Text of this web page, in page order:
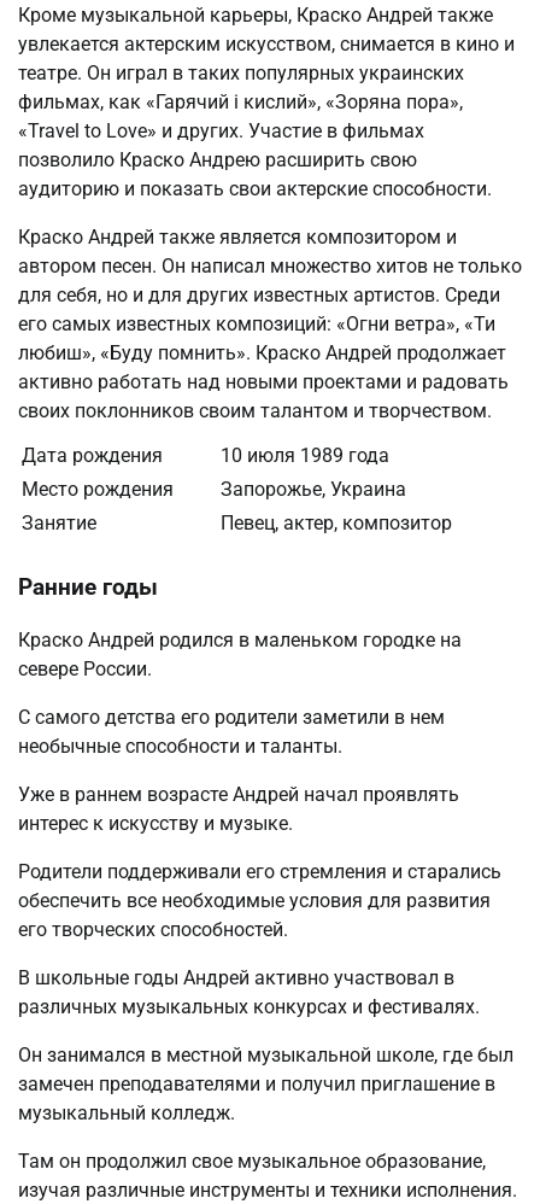
Кроме музыкальной карьеры, Краско Андрей также
увлекается актерским искусством, снимается в кино и
театре. Он играл в таких популярных украинских
фильмах, как «Гарячий і кислий», «Зоряна пора»,
«Travel to Love» и других. Участие в фильмах
позволило Краско Андрею расширить свою
аудиторию и показать свои актерские способности.
Краско Андрей также является композитором и
автором песен. Он написал множество хитов не только
для себя, но и для других известных артистов. Среди
его самых известных композиций: «Огни ветра», «Ти
любиш», «Буду помнить». Краско Андрей продолжает
активно работать над новыми проектами и радовать
своих поклонников своим талантом и творчеством.
Дата рождения
10 июля 1989 года
Место рождения
Запорожье, Украина
Занятие
Певец, актер, композитор
Ранние годы
Краско Андрей родился в маленьком городке на
севере России.
С самого детства его родители заметили в нем
необычные способности и таланты.
Уже в раннем возрасте Андрей начал проявлять
интерес к искусству и музыке.
Родители поддерживали его стремления и старались
обеспечить все необходимые условия для развития
его творческих способностей.
В школьные годы Андрей активно участвовал в
различных музыкальных конкурсах и фестивалях.
Он занимался в местной музыкальной школе, где был
замечен преподавателями и получил приглашение в
музыкальный колледж.
Там он продолжил свое музыкальное образование,
изучая различные инструменты и техники исполнения.